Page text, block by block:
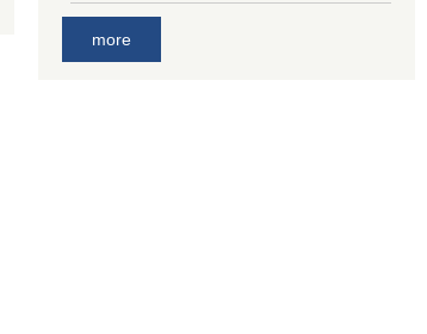
more